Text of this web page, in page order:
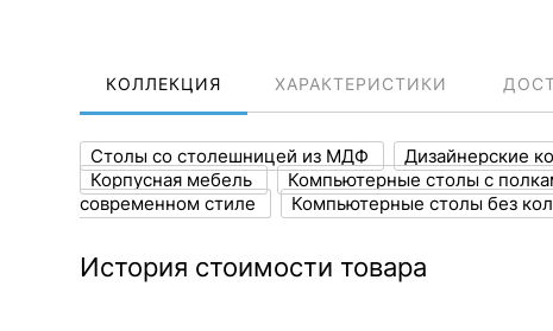
КОЛЛЕКЦИЯ ХАРАКТЕРИСТИКИ
Столы со столешницей из МДФ Дизайнерские
Корпусная мебель
Компьютерные столы с
современном стиле
Компьютерные столы без
История стоимости товара